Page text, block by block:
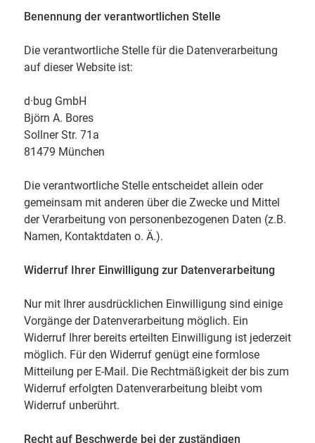
Benennung der verantwortlichen Stelle
Die verantwortliche Stelle für die Datenverarbeitung
auf dieser Website ist:
d·bug GmbH
Björn A. Bores
Sollner Str. 71a
81479 München
Die verantwortliche Stelle entscheidet allein oder
gemeinsam mit anderen über die Zwecke und Mittel
der Verarbeitung von personenbezogenen Daten (z.B.
Namen, Kontaktdaten o. Ä.).
Widerruf Ihrer Einwilligung zur Datenverarbeitung
Nur mit Ihrer ausdrücklichen Einwilligung sind einige
Vorgänge der Datenverarbeitung möglich. Ein
Widerruf Ihrer bereits erteilten Einwilligung ist jederzeit
möglich. Für den Widerruf genügt eine formlose
Mitteilung per E-Mail. Die Rechtmäßigkeit der bis zum
Widerruf erfolgten Datenverarbeitung bleibt vom
Widerruf unberührt.
Recht auf Beschwerde bei der zuständigen